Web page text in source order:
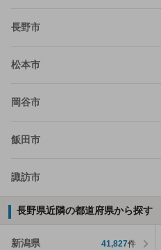
長野市
松本市
岡谷市
飯田市
諏訪市
長野県近隣の都道府県から探す
新潟県 41,827件